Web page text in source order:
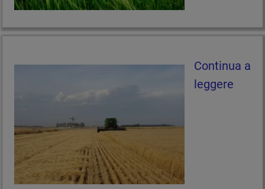
Continua a
leggere